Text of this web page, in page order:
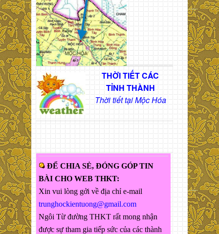
THỜI TIẾT CÁC
TỈNH THÀNH
Thời tiết tại Mộc Hóa
ĐỂ CHIA SẺ, ĐÓNG GÓP TIN
BÀI CHO WEB THKT:
Xin vui lòng gởi về địa chỉ e-mail
trunghockientuong@gmail.com
Ngôi Từ đường THKT rất mong nhận
được sự tham gia tiếp sức của các thành